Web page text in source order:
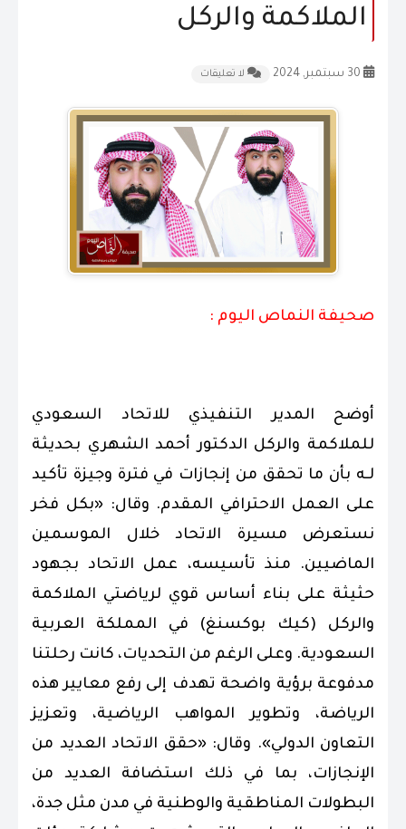
الملاكمة والركل
لا تعليقات
صحيفة النماص اليوم :
أوضح المدير التنفيذي للاتحاد السعودي
للملاكمة والركل الدكتور أحمد الشهري بحديثة
لـه بأن ما تحقق من إنجازات في فترة وجيزة تأكيد
على العمل الاحترافي المقدم. وقال: «بكل فخر
نستعرض مسيرة الاتحاد خلال الموسمين
الماضيين. منذ تأسيسه، عمل الاتحاد بجهود
حثيثة على بناء أساس قوي لرياضتي الملاكمة
والركل (كيك بوكسنغ) في المملكة العربية
السعودية. وعلى الرغم من التحديات، كانت رحلتنا
مدفوعة برؤية واضحة تهدف إلى رفع معايير هذه
الرياضة، وتطوير المواهب الرياضية، وتعزيز
التعاون الدولي». وقال: «حقق الاتحاد العديد من
الإنجازات، بما في ذلك استضافة العديد من
البطولات المناطقية والوطنية في مدن مثل جدة،